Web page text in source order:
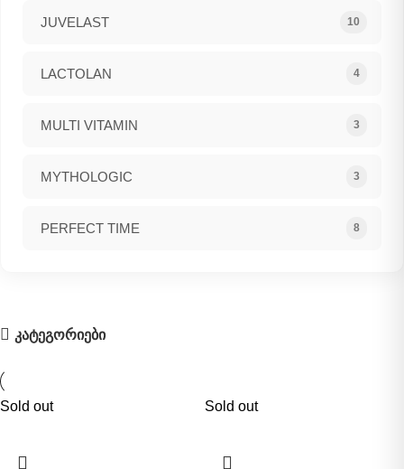
JUVELAST 10
LACTOLAN 4
MULTI VITAMIN 3
MYTHOLOGIC 3
PERFECT TIME 8
კატეგორიები
Sold out Sold out